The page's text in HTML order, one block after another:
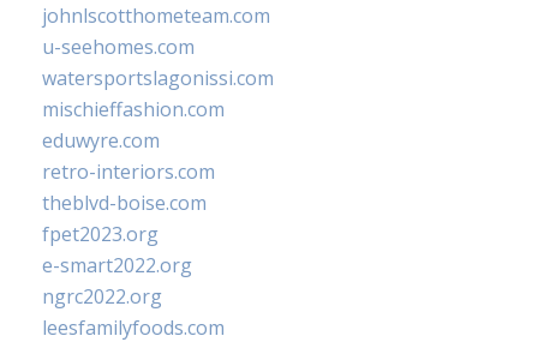
johnlscotthometeam.com
u-seehomes.com
watersportslagonissi.com
mischieffashion.com
eduwyre.com
retro-interiors.com
theblvd-boise.com
fpet2023.org
e-smart2022.org
ngrc2022.org
leesfamilyfoods.com